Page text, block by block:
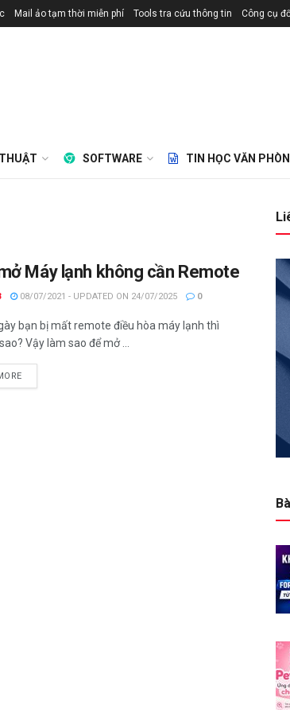
Mail ảo tạm thời miễn phí Tools tra cứu thông tin Công cụ
SOFTWARE TIN HỌC VĂN
Máy lạnh không cần Remote
08/07/2021 - UPDATED ON 24/07/2025 0
bạn bị mất remote điều hòa máy lạnh thì
Vậy làm sao để mở ...
DETAILS